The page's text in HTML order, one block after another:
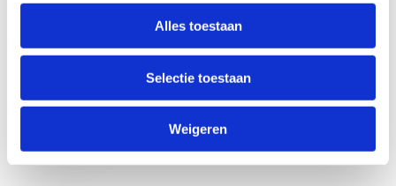
Alles toestaan
Selectie toestaan
Weigeren
Anti-Robot Verification
Click to start verification
Verzend